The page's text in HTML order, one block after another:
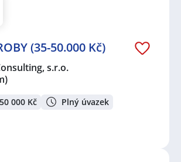
(35-50.000 Kč)
s.r.o.
000 Kč Plný úvazek